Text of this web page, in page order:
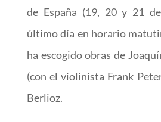
de España (19, 20 y 21
último día en horario
ha escogido obras de
(con el violinista Frank
Berlioz.